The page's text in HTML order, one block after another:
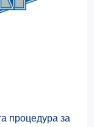
процедура за